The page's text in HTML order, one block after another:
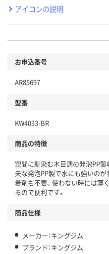
アイコンの説明
お申込番号
AR85697
型番
KW4033-BR
商品の特徴
空間に馴染む木目調の発泡PP製
夫な発泡PP製で水にも強いの
着剤も不要。使わない時には薄
るので便利です。
商品仕様
メーカー：キングジム
ブランド：キングジム